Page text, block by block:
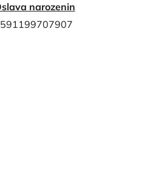
narozenin